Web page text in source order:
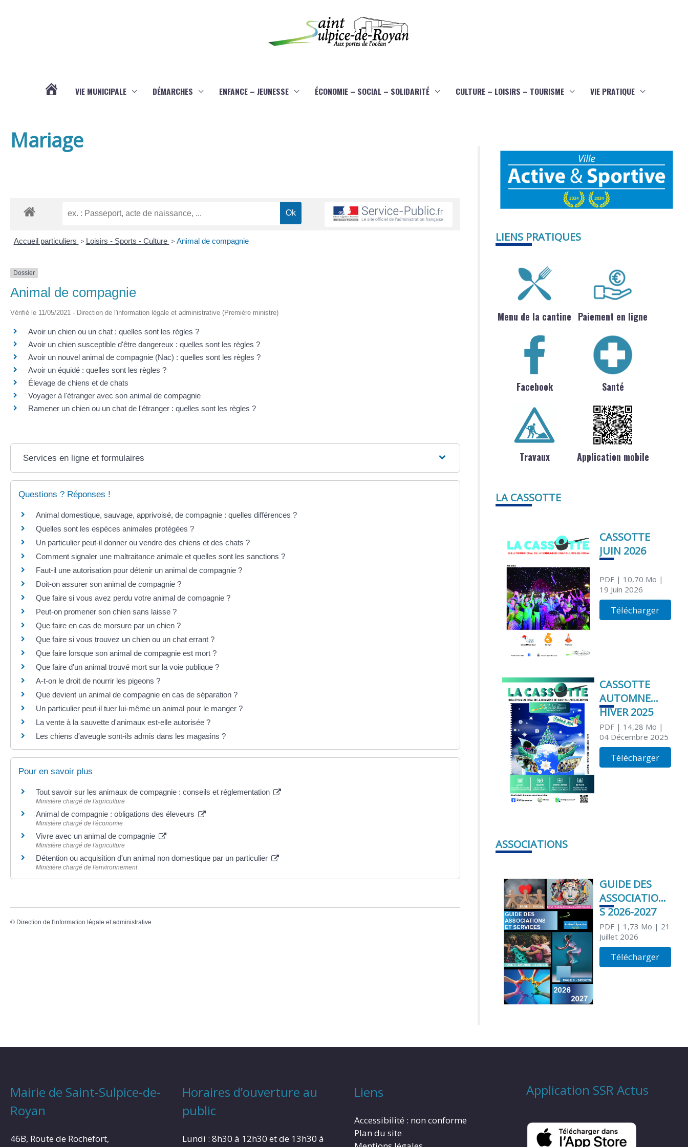
VIE MUNICIPALE DÉMARCHES ENFANCE – JEUNESSE ÉCONOMIE – SOCIAL – SOLIDARITÉ CULTURE – LOISIRS – TOURISME VIE PRATIQUE
Mariage
Accueil particuliers > Loisirs - Sports - Culture > Animal de compagnie
Dossier
Animal de compagnie
Vérifié le 11/05/2021 - Direction de l'information légale et administrative (Première ministre)
Avoir un chien ou un chat : quelles sont les règles ?
Avoir un chien susceptible d'être dangereux : quelles sont les règles ?
Avoir un nouvel animal de compagnie (Nac) : quelles sont les règles ?
Avoir un équidé : quelles sont les règles ?
Élevage de chiens et de chats
Voyager à l'étranger avec son animal de compagnie
Ramener un chien ou un chat de l'étranger : quelles sont les règles ?
Services en ligne et formulaires
Questions ? Réponses !
Animal domestique, sauvage, apprivoisé, de compagnie : quelles différences ?
Quelles sont les espèces animales protégées ?
Un particulier peut-il donner ou vendre des chiens et des chats ?
Comment signaler une maltraitance animale et quelles sont les sanctions ?
Faut-il une autorisation pour détenir un animal de compagnie ?
Doit-on assurer son animal de compagnie ?
Que faire si vous avez perdu votre animal de compagnie ?
Peut-on promener son chien sans laisse ?
Que faire en cas de morsure par un chien ?
Que faire si vous trouvez un chien ou un chat errant ?
Que faire lorsque son animal de compagnie est mort ?
Que faire d'un animal trouvé mort sur la voie publique ?
A-t-on le droit de nourrir les pigeons ?
Que devient un animal de compagnie en cas de séparation ?
Un particulier peut-il tuer lui-même un animal pour le manger ?
La vente à la sauvette d'animaux est-elle autorisée ?
Les chiens d'aveugle sont-ils admis dans les magasins ?
Pour en savoir plus
Tout savoir sur les animaux de compagnie : conseils et réglementation
Ministère chargé de l'agriculture
Animal de compagnie : obligations des éleveurs
Ministère chargé de l'économie
Vivre avec un animal de compagnie
Ministère chargé de l'agriculture
Détention ou acquisition d'un animal non domestique par un particulier
Ministère chargé de l'environnement
© Direction de l'information légale et administrative
LIENS PRATIQUES
Menu de la cantine Paiement en ligne
Facebook Santé
Travaux Application mobile
LA CASSOTTE
CASSOTTE
JUIN 2026
PDF| 10,70 Mo |
19 Juin 2026
Télécharger
CASSOTTE
AUTOMNE
HIVER 2025
PDF| 14,28 Mo |
04 Décembre 2025
Télécharger
ASSOCIATIONS
GUIDE DES
ASSOCIATION
S 2026-2027
PDF| 1,73 Mo | 21
Juillet 2026
Télécharger
Mairie de Saint-Sulpice-de-
Royan
46B, Route de Rochefort,
Horaires d’ouverture au
public
Lundi : 8h30 à 12h30 et de 13h30 à
Liens
Accessibilité : non conforme
Plan du site
Application SSR Actus